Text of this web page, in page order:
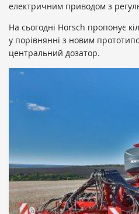
електричним приводом з
На сьогодні Horsch пропонує
у порівнянні з новим
центральний дозатор.